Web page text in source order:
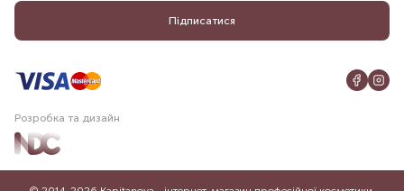
Підписатися
Розробка та дизайн